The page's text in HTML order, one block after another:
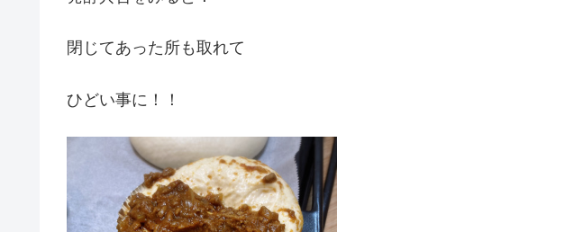
閉じてあった所も取れて
ひどい事に！！